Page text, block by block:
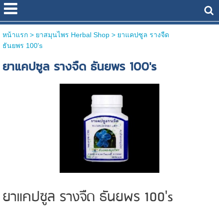
หน้าแรก> ยาสมุนไพร Herbal Shop > ยาแคปซูล รางจืด
ธันยพร 100's
ยาแคปซูล รางจืด ธันยพร 100's
ยาแคปซูล รางจืด ธันยพร 100's